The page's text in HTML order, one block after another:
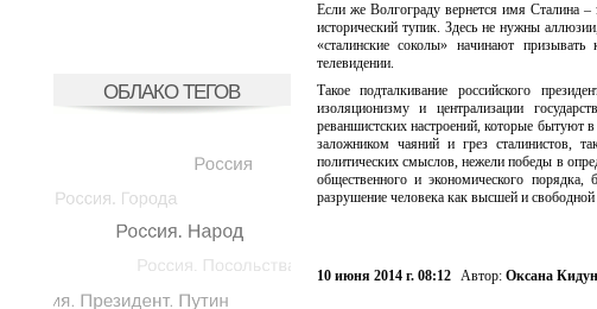
ОБЛАКО ТЕГОВ
Если же Волгограду вернется имя Сталина –
исторический тупик. Здесь не нужны
«сталинские соколы» начинают
телевидении.
Такое подталкивание российского
изоляционизму и централизации
реваншистских настроений, которые бытуют
заложником чаяний и грез сталинистов,
политических смыслов, нежели победы в
общественного и экономического
разрушение человека как высшей и
10 июня 2014 г. 08:12 Автор: Оксана Кидун